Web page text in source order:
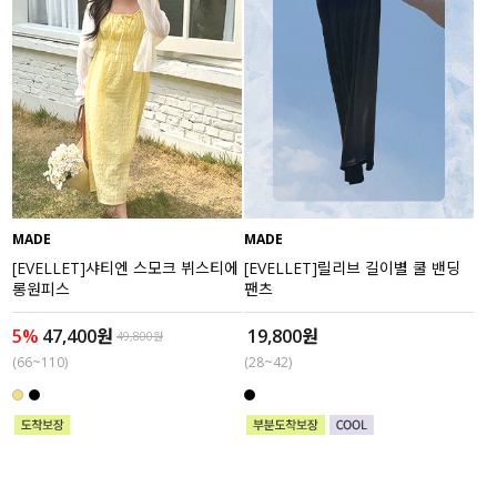
MADE
[EVELLET]샤티엔 스모크 뷔스티에
롱원피스
5% 47,400원 49,800원
(66~110)
MADE
[EVELLET]릴리브 길이별 쿨 밴딩
팬츠
19,800원
(28~42)